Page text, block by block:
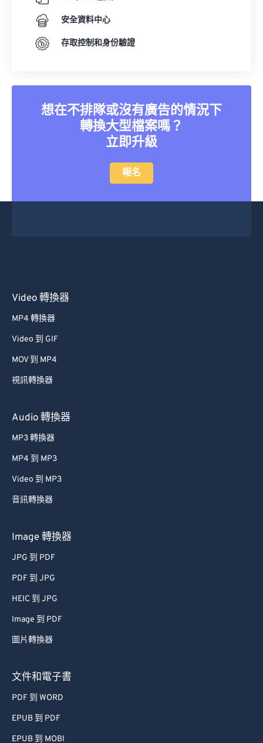
安全資料中心
存取控制和身份驗證
想在不排隊或沒有廣告的情況下
轉換大型檔案嗎？
立即升級
報名
Video 轉換器
MP4 轉換器
Video 到 GIF
MOV 到 MP4
視訊轉換器
Audio 轉換器
MP3 轉換器
MP4 到 MP3
Video 到 MP3
音訊轉換器
Image 轉換器
JPG 到 PDF
PDF 到 JPG
HEIC 到 JPG
Image 到 PDF
圖片轉換器
文件和電子書
PDF 到 WORD
EPUB 到 PDF
EPUB 到 MOBI